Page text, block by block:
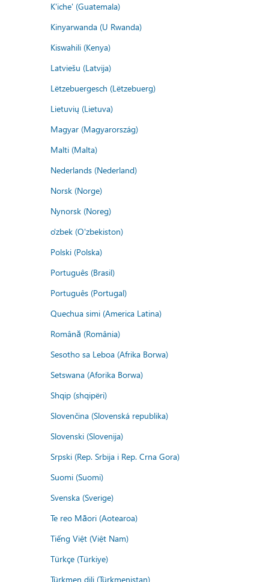
K'iche' (Guatemala)
Kinyarwanda (U Rwanda)
Kiswahili (Kenya)
Latviešu (Latvija)
Lëtzebuergesch (Lëtzebuerg)
Lietuvių (Lietuva)
Magyar (Magyarország)
Malti (Malta)
Nederlands (Nederland)
Norsk (Norge)
Nynorsk (Noreg)
o'zbek (O'zbekiston)
Polski (Polska)
Português (Brasil)
Português (Portugal)
Quechua simi (America Latina)
Română (România)
Sesotho sa Leboa (Afrika Borwa)
Setswana (Aforika Borwa)
Shqip (shqipëri)
Slovenčina (Slovenská republika)
Slovenski (Slovenija)
Srpski (Rep. Srbija i Rep. Crna Gora)
Suomi (Suomi)
Svenska (Sverige)
Te reo Māori (Aotearoa)
Tiếng Việt (Việt Nam)
Türkçe (Türkiye)
Türkmen dili (Türkmenistan)